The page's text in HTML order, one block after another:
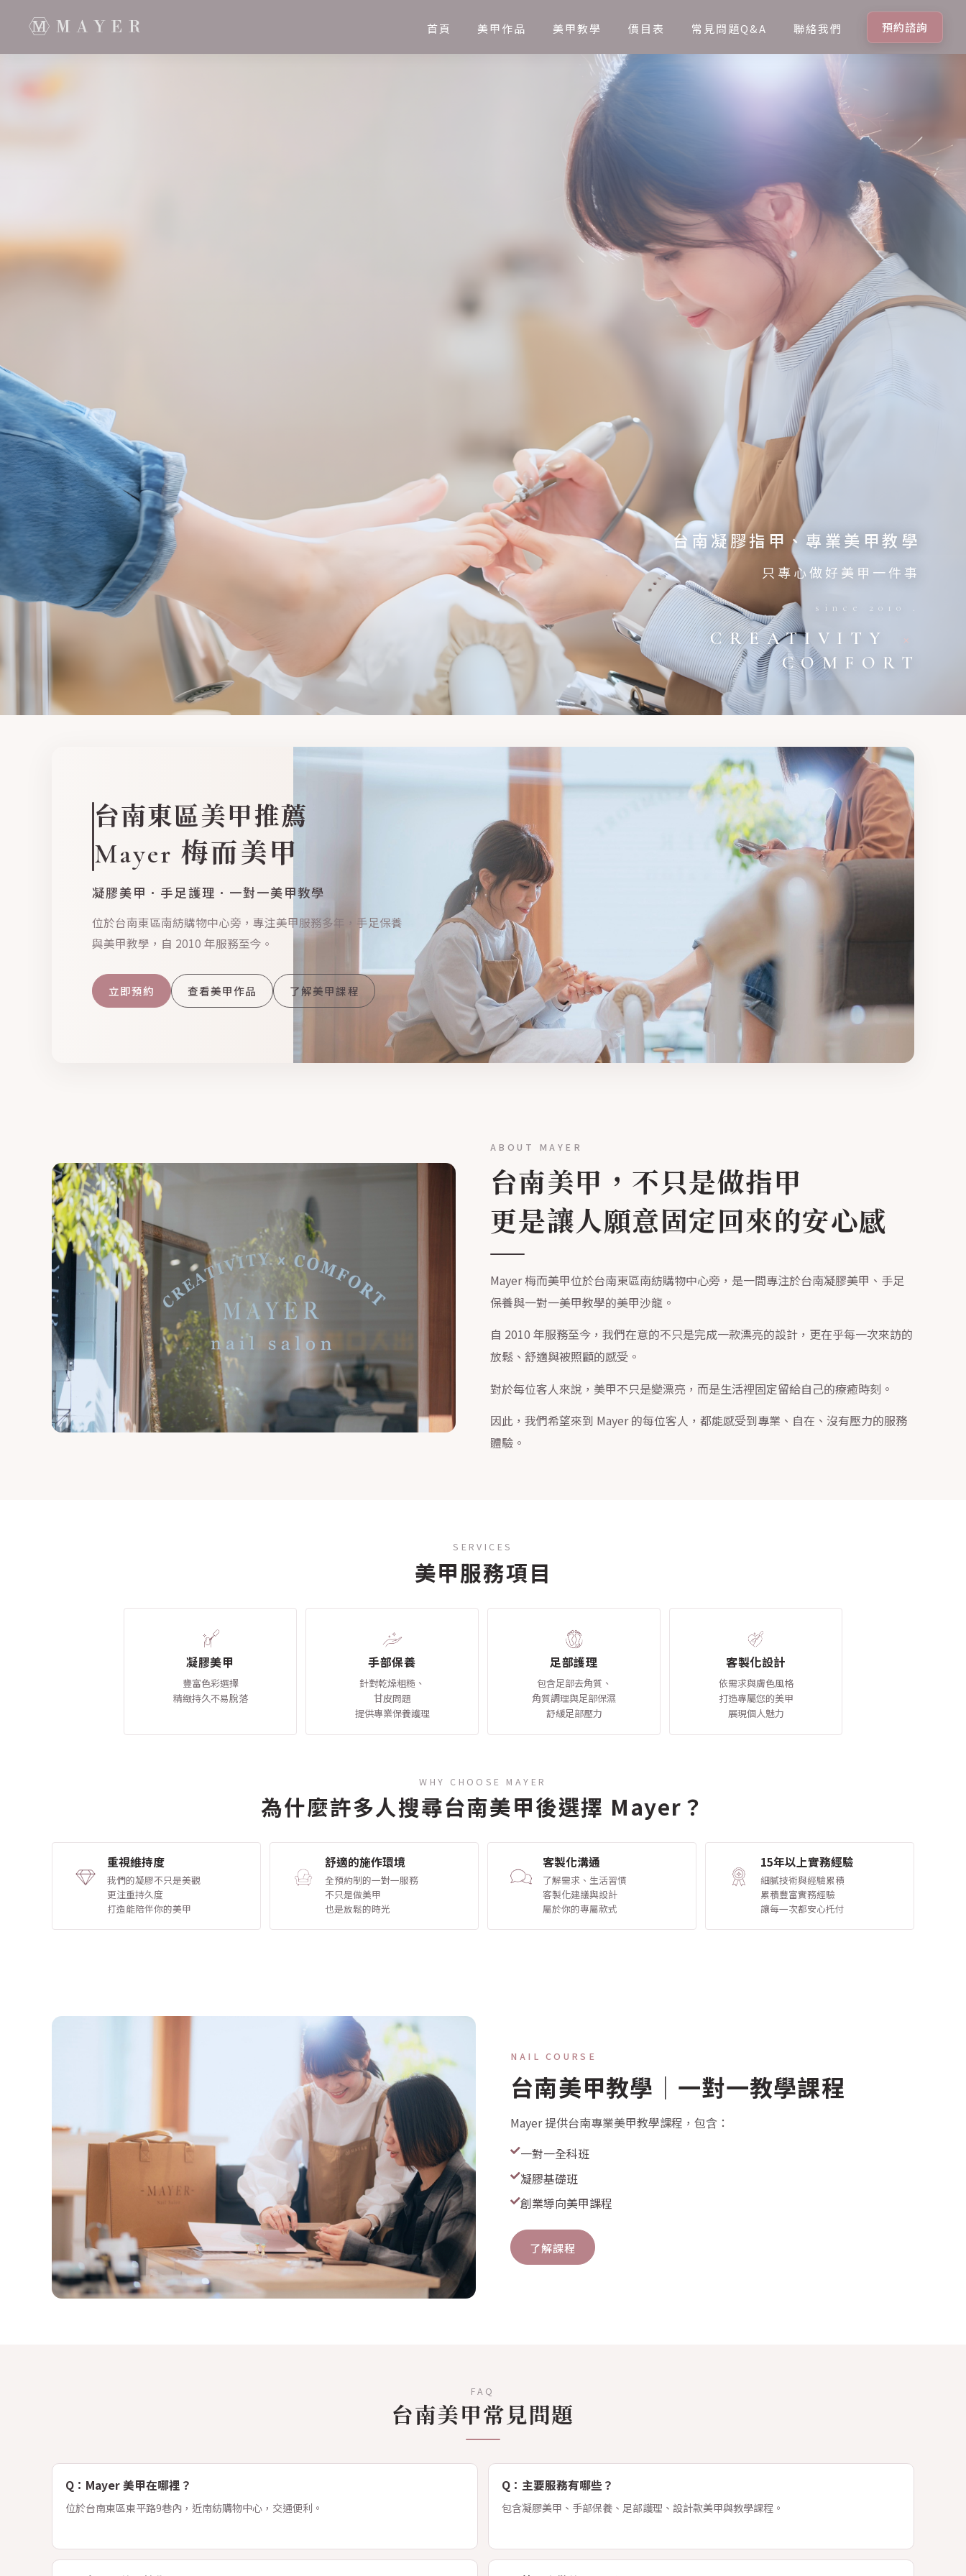
首頁 美甲作品 美甲教學 價目表 常見問題Q&A 聯絡我們 預約諮詢
台南凝膠指甲、專業美甲教學
只專心做好美甲一件事
since 2010 .
CREATIVITY
×
COMFORT
台南東區美甲推薦
Mayer 梅而美甲
凝膠美甲．手足護理．一對一美甲教學
位於台南東區南紡購物中心旁，專注美甲服務多年，手足保養
與美甲教學，自 2010 年服務至今。
立即預約 查看美甲作品 了解美甲課程
ABOUT MAYER
台南美甲，不只是做指甲
更是讓人願意固定回來的安心感
Mayer 梅而美甲位於台南東區南紡購物中心旁，是一間專注於台南凝膠美甲、手足
保養與一對一美甲教學的美甲沙龍。
自 2010 年服務至今，我們在意的不只是完成一款漂亮的設計，更在乎每一次來訪的
放鬆、舒適與被照顧的感受。
對於每位客人來說，美甲不只是變漂亮，而是生活裡固定留給自己的療癒時刻。
因此，我們希望來到 Mayer 的每位客人，都能感受到專業、自在、沒有壓力的服務
體驗。
SERVICES
美甲服務項目
凝膠美甲
豐富色彩選擇
精緻持久不易脫落
手部保養
針對乾燥粗糙、
甘皮問題
提供專業保養護理
足部護理
包含足部去角質、
角質調理與足部保濕
舒緩足部壓力
客製化設計
依需求與膚色風格
打造專屬您的美甲
展現個人魅力
WHY CHOOSE MAYER
為什麼許多人搜尋台南美甲後選擇 Mayer？
重視維持度
我們的凝膠不只是美觀
更注重持久度
打造能陪伴你的美甲
舒適的施作環境
全預約制的一對一服務
不只是做美甲
也是放鬆的時光
客製化溝通
了解需求、生活習慣
客製化建議與設計
屬於你的專屬款式
15年以上實務經驗
細膩技術與經驗累積
累積豐富實務經驗
讓每一次都安心托付
NAIL COURSE
台南美甲教學｜一對一教學課程
Mayer 提供台南專業美甲教學課程，包含：
一對一全科班
凝膠基礎班
創業導向美甲課程
了解課程
FAQ
台南美甲常見問題
Q：Mayer 美甲在哪裡？
位於台南東區東平路9巷內，近南紡購物中心，交通便利。
Q：主要服務有哪些？
包含凝膠美甲、手部保養、足部護理、設計款美甲與教學課程。